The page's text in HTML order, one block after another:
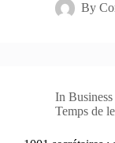
By
In
Temps de